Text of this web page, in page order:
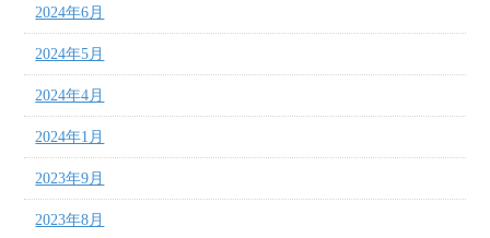
2024年6月
2024年5月
2024年4月
2024年1月
2023年9月
2023年8月